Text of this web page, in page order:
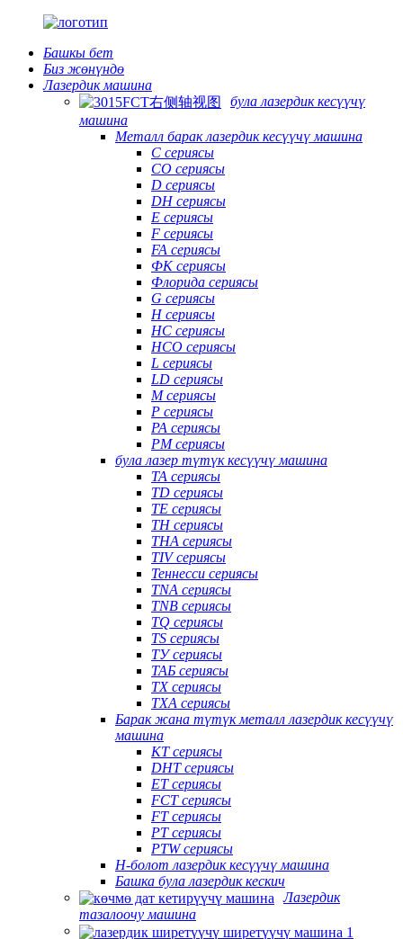
Башкы бет
Биз жөнүндө
Лазердик машина
була лазердик кесүүчү
машина
Металл барак лазердик кесүүчү машина
C сериясы
CO сериясы
D сериясы
DH сериясы
E сериясы
F сериясы
FA сериясы
ФК сериясы
Флорида сериясы
G сериясы
H сериясы
HC сериясы
HCO сериясы
L сериясы
LD сериясы
М сериясы
P сериясы
PA сериясы
PM сериясы
була лазер түтүк кесүүчү машина
TA сериясы
TD сериясы
TE сериясы
TH сериясы
THA сериясы
TIV сериясы
Теннесси сериясы
TNA сериясы
TNB сериясы
TQ сериясы
TS сериясы
ТУ сериясы
ТАБ сериясы
TX сериясы
TXA сериясы
Барак жана түтүк металл лазердик кесүүчү
машина
КТ сериясы
DHT сериясы
ET сериясы
FCT сериясы
FT сериясы
PT сериясы
PTW сериясы
H-болот лазердик кесүүчү машина
Башка була лазердик кескич
Лазердик
тазалоочу машина